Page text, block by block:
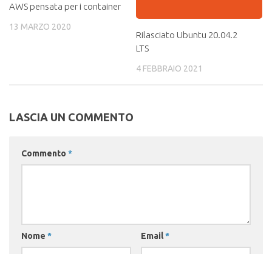
AWS pensata per i container
13 MARZO 2020
Rilasciato Ubuntu 20.04.2
LTS
4 FEBBRAIO 2021
LASCIA UN COMMENTO
Commento *
Nome * Email*